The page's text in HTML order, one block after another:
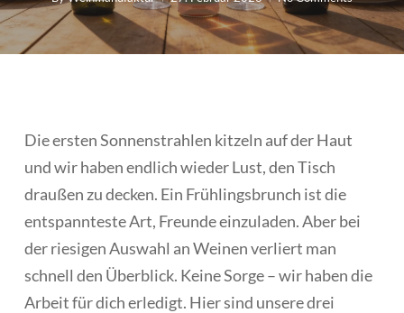
Die ersten Sonnenstrahlen kitzeln auf der Haut
und wir haben endlich wieder Lust, den Tisch
draußen zu decken. Ein Frühlingsbrunch ist die
entspannteste Art, Freunde einzuladen. Aber bei
der riesigen Auswahl an Weinen verliert man
schnell den Überblick. Keine Sorge – wir haben die
Arbeit für dich erledigt. Hier sind unsere drei